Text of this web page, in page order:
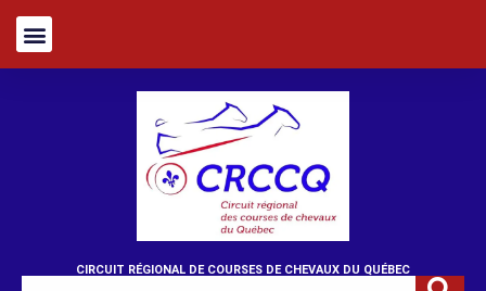
CIRCUIT RÉGIONAL DE COURSES DE CHEVAUX DU QUÉBEC